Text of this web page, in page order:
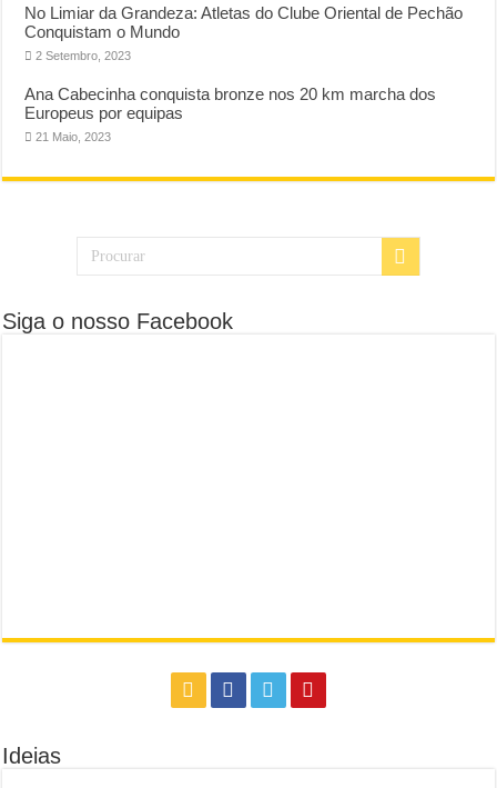
No Limiar da Grandeza: Atletas do Clube Oriental de Pechão
Conquistam o Mundo
2 Setembro, 2023
Ana Cabecinha conquista bronze nos 20 km marcha dos
Europeus por equipas
21 Maio, 2023
Siga o nosso Facebook
Ideias